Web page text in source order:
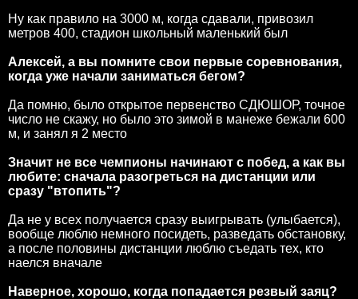
Ну как правило на 3000 м, когда сдавали, привозил
метров 400, стадион школьный маленький был
Алексей, а вы помните свои первые соревнования,
когда уже начали заниматься бегом?
Да помню, было открытое первенство СДЮШОР, точное
число не скажу, но было это зимой в манеже бежали 600
м, и занял я 2 место
Значит не все чемпионы начинают с побед, а как вы
любите: сначала разогреться на дистанции или
сразу "втопить"?
Да не у всех получается сразу выигрывать (улыбается),
вообще люблю немного посидеть, разведать обстановку,
а после половины дистанции люблю съедать тех, кто
наелся вначале
Наверное, хорошо, когда попадается резвый заяц?